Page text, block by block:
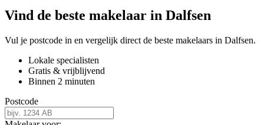
Vind de beste makelaar in Dalfsen
Vul je postcode in en vergelijk direct de beste makelaars in Dalfsen.
Lokale specialisten
Gratis & vrijblijvend
Binnen 2 minuten
Postcode